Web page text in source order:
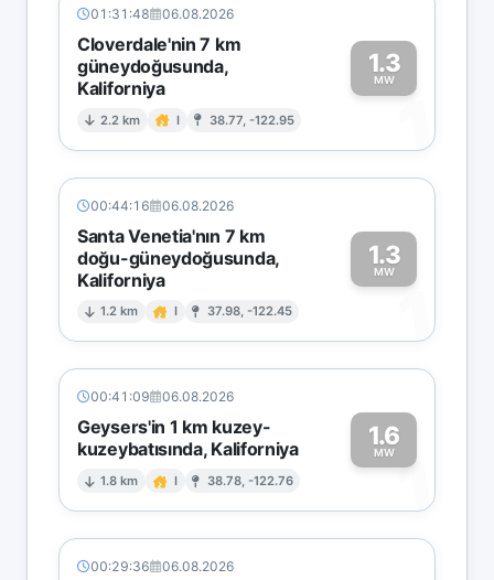
01:31:48 06.08.2026
Cloverdale'nin 7 km
güneydoğusunda,
Kaliforniya
2.2 km I 38.77, -122.95
1.3
MW
1
00:44:16 06.08.2026
Santa Venetia'nın 7 km
doğu-güneydoğusunda,
Kaliforniya
1.2 km I 37.98, -122.45
1.3
MW
1
00:41:09 06.08.2026
Geysers'in 1 km kuzey-
kuzeybatısında, Kaliforniya
1.8 km I 38.78, -122.76
1.6
MW1
00:29:36 06.08.2026